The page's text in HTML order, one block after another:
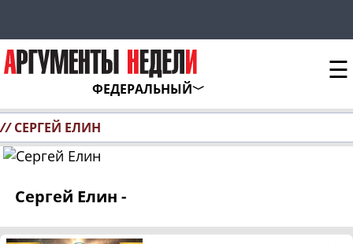
ФЕДЕРАЛЬНЫЙ
☰
//СЕРГЕЙ ЕЛИН
Сергей Елин -